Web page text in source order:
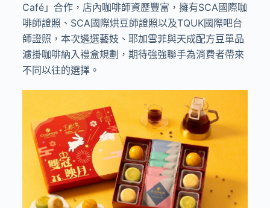
Café」合作，店內咖啡師資歷豐富，擁有SCA國際咖
啡師證照、SCA國際烘豆師證照以及TQUK國際吧台
師證照，本次遴選藝妓、耶加雪菲與天成配方豆單品
濾掛咖啡納入禮盒規劃，期待強強聯手為消費者帶來
不同以往的選擇。